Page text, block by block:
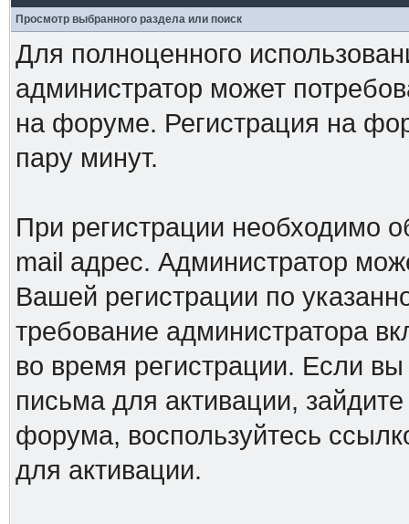
Просмотр выбранного раздела или поиск
Для полноценного
администратор может
на форуме. Регистрация на
пару минут.
При регистрации необходимо
mail адрес. Администратор
Вашей регистрации по
требование администратора
во время регистрации. Если
письма для активации,
форума, воспользуйтесь
для активации.